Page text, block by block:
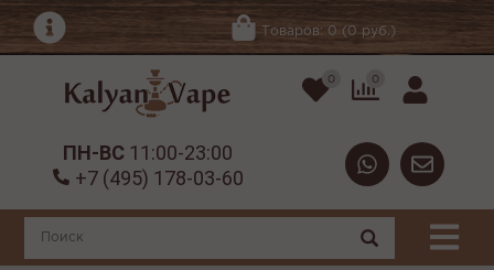
Товаров: 0 (0 руб.)
0 0
ПН-ВС 11:00-23:00
+7 (495) 178-03-60